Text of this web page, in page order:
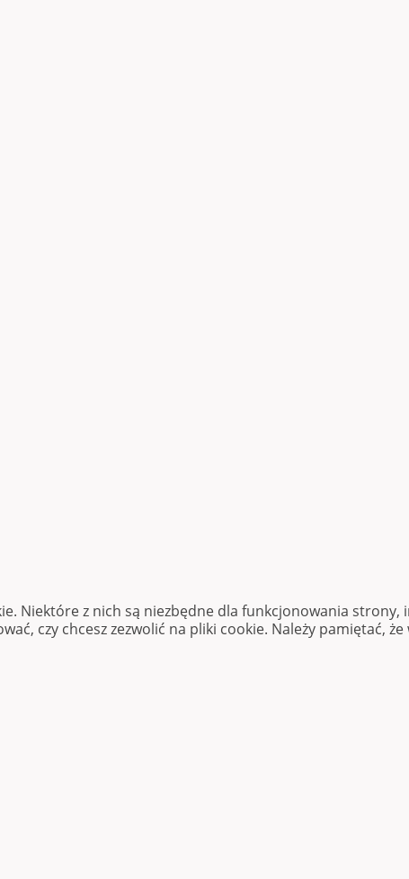
Niektóre z nich są niezbędne dla funkcjonowania
czy chcesz zezwolić na pliki cookie. Należy pamiętać,